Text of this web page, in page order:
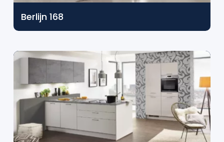
Berlijn 168